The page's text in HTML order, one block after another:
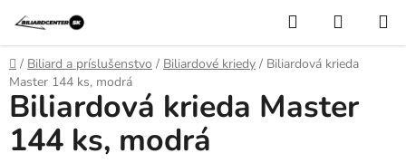
obsah
Hľadať
KOŠÍK
Domov
/ Biliard a príslušenstvo / Biliardové kriedy / Biliardová krieda
Master 144 ks, modrá
Biliardová krieda Master
144 ks, modrá